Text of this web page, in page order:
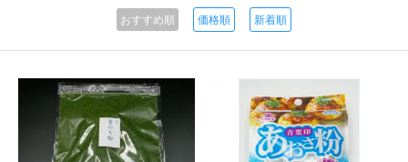
おすすめ順 価格順 新着順